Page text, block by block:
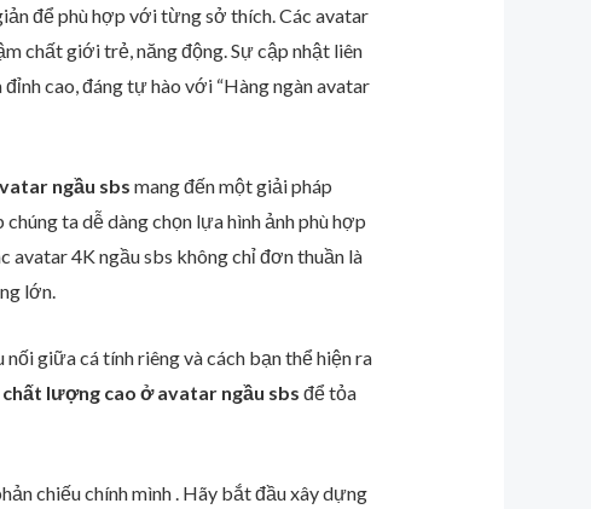
để phù hợp với từng sở thích. Các avatar
chất giới trẻ, năng động. Sự cập nhật liên
cao, đáng tự hào với “Hàng ngàn avatar
ngầu sbs mang đến một giải pháp
ta dễ dàng chọn lựa hình ảnh phù hợp
avatar 4K ngầu sbs không chỉ đơn thuần là
lớn.
giữa cá tính riêng và cách bạn thể hiện ra
lượng cao ở avatar ngầu sbs để tỏa
chiếu chính mình . Hãy bắt đầu xây dựng